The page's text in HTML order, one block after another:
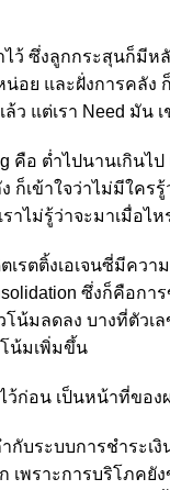
ว้ ซึ่งลูกกระสุนก็มีห
น่อย และฝั่งการคลั
แต่เรา Need มัน
คือ ต่ำไปนานเกิน
ก็เข้าใจว่าไม่มีใคร
าไม่รู้ว่าจะมาเมื่อไ
เรตติ้งเอเจนซี่มีค
ซึ่งก็คือก
มลดลง บางที่ตัวเ
น้มเพิ่มขึ้น
ว้ก่อน เป็นหน้าที่ขอ
บระบบการชำระเ
พราะการบริโภคยั